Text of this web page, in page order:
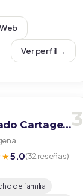
Web
Ver perfil →
3
Abogado Cartagena San Javier Torre-Pacheco Mazarron - Paredes Hernandez abogada
5.0(32 reseñas)
de familia